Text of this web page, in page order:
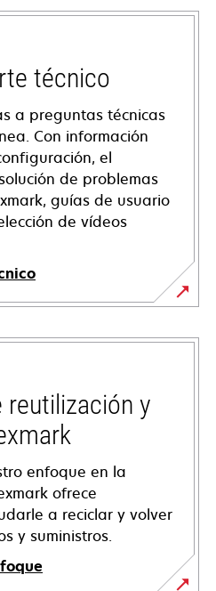
técnico
a preguntas técnicas
Con información
el
de problemas
guías de usuario
de vídeos
reutilización y
enfoque en la
ofrece
a reciclar y volver
y suministros.